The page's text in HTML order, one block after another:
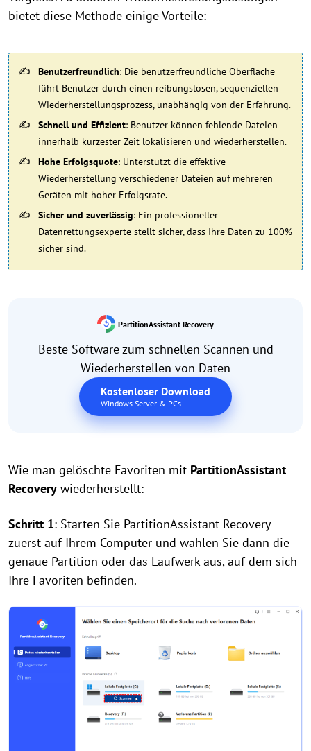
bietet diese Methode einige Vorteile:
Benutzerfreundlich: Die benutzerfreundliche Oberfläche
führt Benutzer durch einen reibungslosen, sequenziellen
Wiederherstellungsprozess, unabhängig von der Erfahrung.
Schnell und Effizient: Benutzer können fehlende Dateien
innerhalb kürzester Zeit lokalisieren und wiederherstellen.
Hohe Erfolgsquote: Unterstützt die effektive
Wiederherstellung verschiedener Dateien auf mehreren
Geräten mit hoher Erfolgsrate.
Sicher und zuverlässig: Ein professioneller
Datenrettungsexperte stellt sicher, dass Ihre Daten zu 100%
sicher sind.
PartitionAssistant Recovery
Beste Software zum schnellen Scannen und
Wiederherstellen von Daten
Kostenloser Download
Windows Server & PCs
Wie man gelöschte Favoriten mit PartitionAssistant
Recovery wiederherstellt:
Schritt 1: Starten Sie PartitionAssistant Recovery
zuerst auf Ihrem Computer und wählen Sie dann die
genaue Partition oder das Laufwerk aus, auf dem sich
Ihre Favoriten befinden.